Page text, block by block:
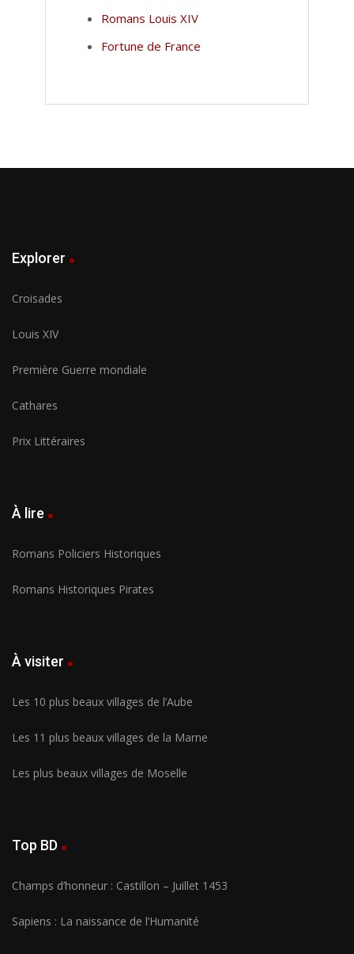
Romans Louis XIV
Fortune de France
Explorer
Croisades
Louis XIV
Première Guerre mondiale
Cathares
Prix Littéraires
À lire
Romans Policiers Historiques
Romans Historiques Pirates
À visiter
Les 10 plus beaux villages de l’Aube
Les 11 plus beaux villages de la Marne
Les plus beaux villages de Moselle
Top BD
Champs d’honneur : Castillon – Juillet 1453
Sapiens : La naissance de l’Humanité